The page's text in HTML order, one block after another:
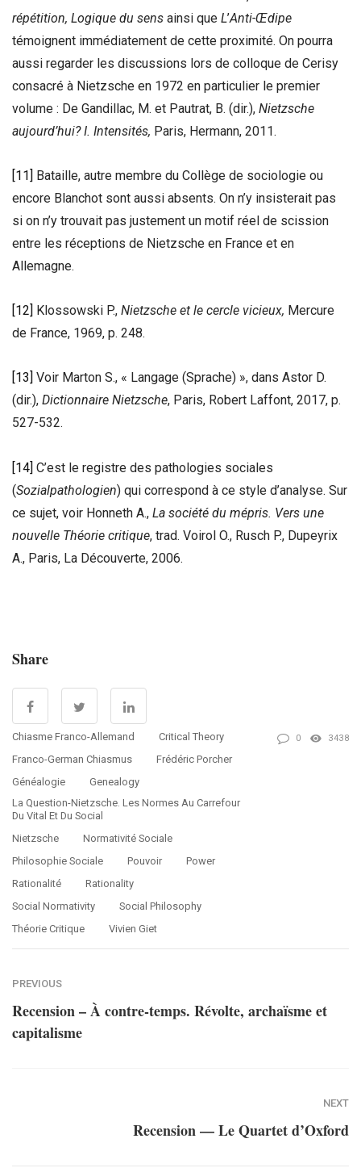
répétition, Logique du sens ainsi que L’Anti-Œdipe
témoignent immédiatement de cette proximité. On pourra
aussi regarder les discussions lors de colloque de Cerisy
consacré à Nietzsche en 1972 en particulier le premier
volume : De Gandillac, M. et Pautrat, B. (dir.), Nietzsche
aujourd’hui? I. Intensités, Paris, Hermann, 2011.
[11] Bataille, autre membre du Collège de sociologie ou
encore Blanchot sont aussi absents. On n’y insisterait pas
si on n’y trouvait pas justement un motif réel de scission
entre les réceptions de Nietzsche en France et en
Allemagne.
[12] Klossowski P., Nietzsche et le cercle vicieux, Mercure
de France, 1969, p. 248.
[13] Voir Marton S., « Langage (Sprache) », dans Astor D.
(dir.), Dictionnaire Nietzsche, Paris, Robert Laffont, 2017, p.
527-532.
[14] C’est le registre des pathologies sociales
(Sozialpathologien) qui correspond à ce style d’analyse. Sur
ce sujet, voir Honneth A., La société du mépris. Vers une
nouvelle Théorie critique, trad. Voirol O., Rusch P., Dupeyrix
A., Paris, La Découverte, 2006.
Share
Chiasme Franco-Allemand
Critical Theory
Franco-German Chiasmus
Frédéric Porcher
Généalogie
Genealogy
La Question-Nietzsche. Les Normes Au Carrefour
Du Vital Et Du Social
Nietzsche
Normativité Sociale
Philosophie Sociale
Pouvoir
Power
Rationalité
Rationality
Social Normativity
Social Philosophy
Théorie Critique
Vivien Giet
0 3438
PREVIOUS
Recension – À contre-temps. Révolte, archaïsme et
capitalisme
NEXT
Recension — Le Quartet d’Oxford